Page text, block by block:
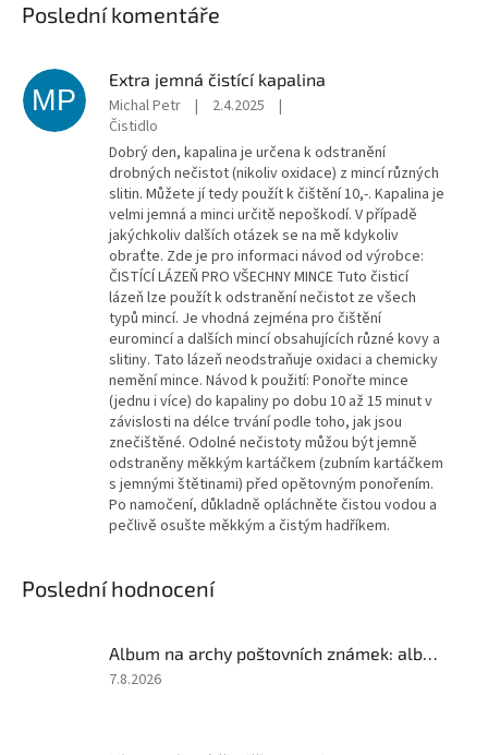
Poslední komentáře
MP
Extra jemná čistící kapalina
Michal Petr | 2.4.2025
|
Čistidlo
Dobrý den, kapalina je určena k odstranění
drobných nečistot (nikoliv oxidace) z mincí různých
slitin. Můžete jí tedy použít k čištění 10,-. Kapalina je
velmi jemná a minci určitě nepoškodí. V případě
jakýchkoliv dalších otázek se na mě kdykoliv
obraťte. Zde je pro informaci návod od výrobce:
ČISTÍCÍ LÁZEŇ PRO VŠECHNY MINCE Tuto čisticí
lázeň lze použít k odstranění nečistot ze všech
typů mincí. Je vhodná zejména pro čištění
euromincí a dalších mincí obsahujících různé kovy a
slitiny. Tato lázeň neodstraňuje oxidaci a chemicky
nemění mince. Návod k použití: Ponořte mince
(jednu i více) do kapaliny po dobu 10 až 15 minut v
závislosti na délce trvání podle toho, jak jsou
znečištěné. Odolné nečistoty můžou být jemně
odstraněny měkkým kartáčkem (zubním kartáčkem
s jemnými štětinami) před opětovným ponořením.
Po namočení, důkladně opláchněte čistou vodou a
pečlivě osušte měkkým a čistým hadříkem.
Poslední hodnocení
Album na archy poštovních známek: album na archy
Hodnocení
7.8.2026